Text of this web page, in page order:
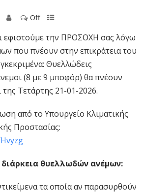
Off
εφιστούμε την ΠΡΟΣΟΧΗ σας λόγω
που πνέουν στην επικράτεια του
Θυελλώδεις
(8 με 9 μποφόρ) θα πνέουν
Τετάρτης 21-01-2026.
από το Υπουργείο Κλιματικής
Προστασίας:
διάρκεια θυελλωδών ανέμων:
τα οποία αν παρασυρθούν